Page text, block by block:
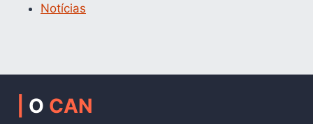
Notícias
O CAN